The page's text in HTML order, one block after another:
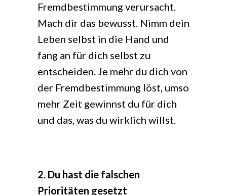
Fremdbestimmung verursacht.
Mach dir das bewusst. Nimm dein
Leben selbst in die Hand und
fang an für dich selbst zu
entscheiden. Je mehr du dich von
der Fremdbestimmung löst, umso
mehr Zeit gewinnst du für dich
und das, was du wirklich willst.
2. Du hast die falschen
Prioritäten gesetzt